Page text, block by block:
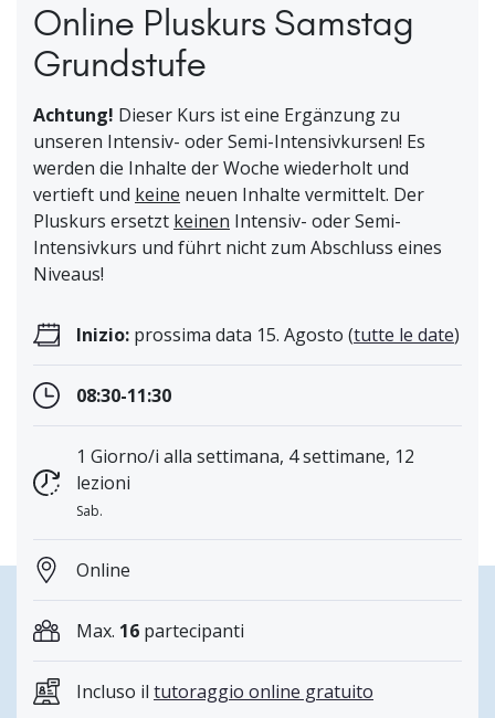
Online Pluskurs Samstag
Grundstufe
Achtung! Dieser Kurs ist eine Ergänzung zu
unseren Intensiv- oder Semi-Intensivkursen! Es
werden die Inhalte der Woche wiederholt und
vertieft und keine neuen Inhalte vermittelt. Der
Pluskurs ersetzt keinen Intensiv- oder Semi-
Intensivkurs und führt nicht zum Abschluss eines
Niveaus!
Inizio: prossima data 15. Agosto (tutte le date)
08:30-11:30
1 Giorno/i alla settimana, 4 settimane, 12
lezioni
Sab.
Online
Max. 16 partecipanti
Incluso il tutoraggio online gratuito